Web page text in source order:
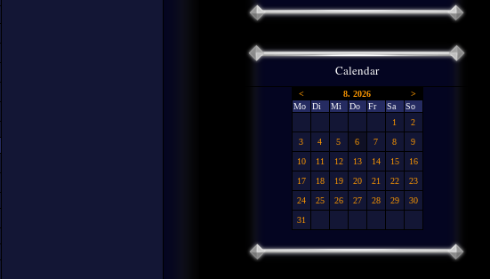
Calendar
< 8. 2026
>
Mo
Di Mi Do Fr Sa
So
1
2
3
4 5 6 7 8
9
10
11 12 13 14 15
16
17
18 19 20 21 22
23
24
25 26 27 28 29
30
31